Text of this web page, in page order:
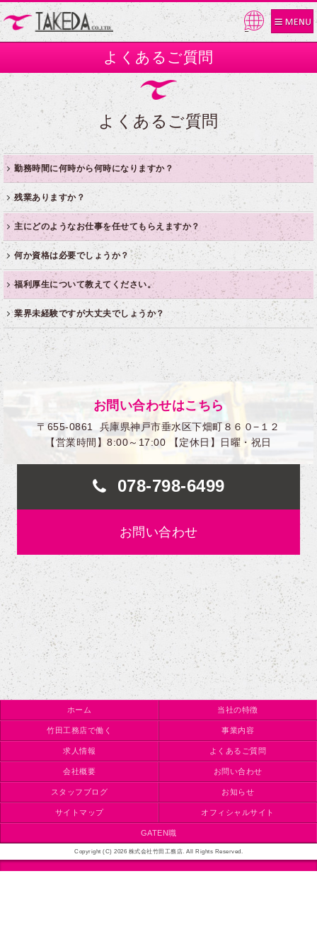
Pow
よくあるご質問
よくあるご質問
勤務時間に何時から何時になりますか？
現場によって異なりますが基本的に8:00～17:00となります。
残業ありますか？
現場によって残業がある場合があります。
主にどのようなお仕事を任せてもらえますか？
その人の能力に応じて仕事をお任せします。
何か資格は必要でしょうか？
仕事の内容によって必要な資格がありますので、詳しくはお問い合せ
ください。
応募時は資格を持っていることは必須ではありませんので、資格を持
っていない方の応募もお待ちしています。
福利厚生について教えてください。
各種保険完備、通勤手当、技能手当等あり、制服支給、マイカー通勤
可となっています。
業界未経験ですが大丈夫でしょうか？
やる気があれば、業界未経験の方でも大丈夫です。
もちろん経験者もお待ちしています。
お問い合わせはこちら
〒655-0861
兵庫県神戸市垂水区下畑町８６０−１２
【営業時間】8:00～17:00 【定休日】日曜・祝日
078-798-6499
お問い合わせ
ホーム 当社の特徴
竹田工務店で働く 事業内容
求人情報 よくあるご質問
会社概要 お問い合わせ
スタッフブログ お知らせ
サイトマップ オフィシャルサイト
GATEN職
Copyright (C) 2026 株式会社竹田工務店. All Rights Reserved.